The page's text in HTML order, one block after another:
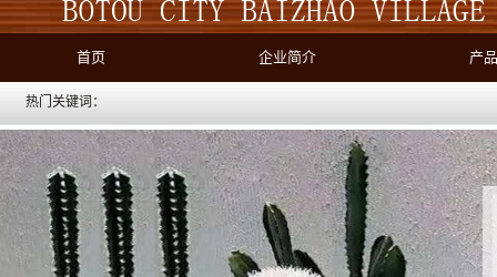
首页 企业简介 产
热门关键词：